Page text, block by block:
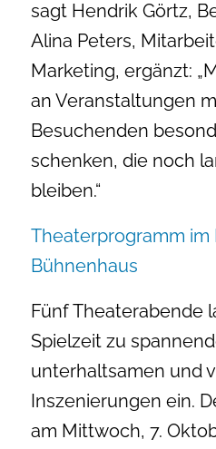
sagt Hendrik Görtz,
Alina Peters,
Marketing, ergänzt:
an Veranstaltungen
Besuchenden
schenken, die noch
bleiben.“
Theaterprogramm im
Bühnenhaus
Fünf Theaterabende
Spielzeit zu
unterhaltsamen und
Inszenierungen ein.
am Mittwoch, 7.